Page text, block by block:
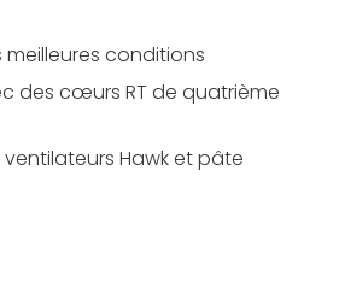
meilleures conditions
des cœurs RT de quatrième
Hawk et pâte